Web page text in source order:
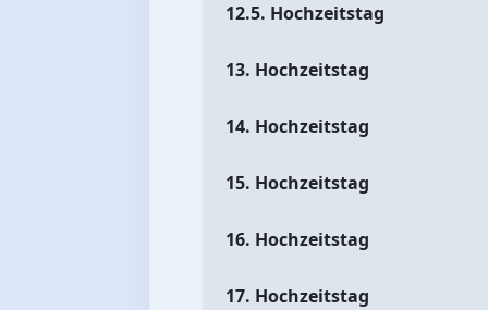
12.5. Hochzeitstag
13. Hochzeitstag
14. Hochzeitstag
15. Hochzeitstag
16. Hochzeitstag
17. Hochzeitstag